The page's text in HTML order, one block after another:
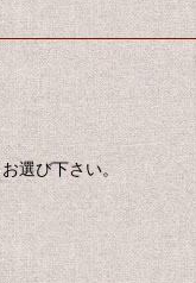
選び下さい。